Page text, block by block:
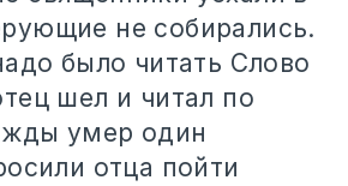
не собирались.
было читать Слово
шел и читал по
умер один
отца пойти